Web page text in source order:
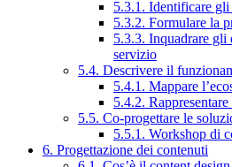
5.3.1. Identificare
5.3.2. Formulare la
5.3.3. Inquadrare gli
servizio
5.4. Descrivere il
5.4.1. Mappare
5.4.2.
5.5. Co-progettare le
5.5.1. Workshop di
6. Progettazione dei contenuti